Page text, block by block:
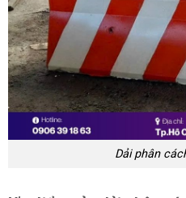
Dải phân